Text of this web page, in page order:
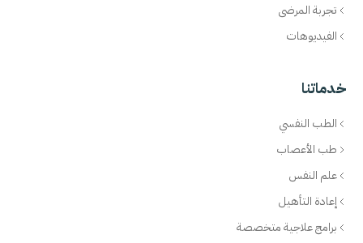
تجربة المرضى
الفيديوهات
خدماتنا
الطب النفسي
طب الأعصاب
علم النفس
إعادة التأهيل
برامج علاجية متخصصة